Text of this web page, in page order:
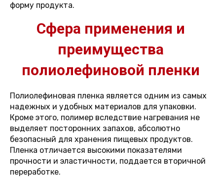
форму продукта.
Сфера применения и
преимущества
полиолефиновой пленки
Полиолефиновая пленка является одним из самых
надежных и удобных материалов для упаковки.
Кроме этого, полимер вследствие нагревания не
выделяет посторонних запахов, абсолютно
безопасный для хранения пищевых продуктов.
Пленка отличается высокими показателями
прочности и эластичности, поддается вторичной
переработке.